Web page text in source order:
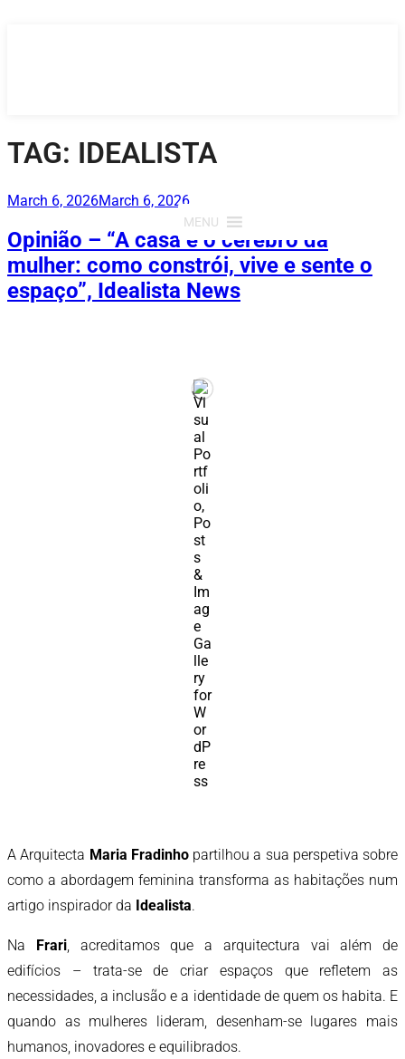
MENU
TAG: IDEALISTA
Publicado
March 6, 2026March 6, 2026
Opinião – “A casa e o cérebro da
mulher: como constrói, vive e sente o
espaço”, Idealista News
A Arquitecta Maria Fradinhopartilhou a sua perspetiva sobre
como a abordagem feminina transforma as habitações num
artigo inspirador da Idealista.
Na Frari, acreditamos que a arquitectura vai além de
edifícios – trata-se de criar espaços que refletem as
necessidades, a inclusão e a identidade de quem os habita. E
quando as mulheres lideram, desenham-se lugares mais
humanos, inovadores e equilibrados.